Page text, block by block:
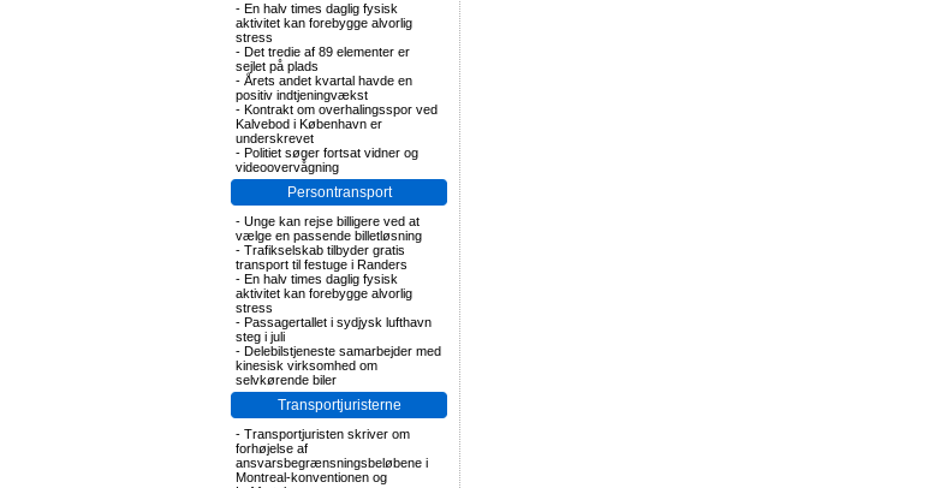
- En halv times daglig fysisk
aktivitet kan forebygge alvorlig
stress
- Det tredie af 89 elementer er
sejlet på plads
- Årets andet kvartal havde en
positiv indtjeningvækst
- Kontrakt om overhalingsspor ved
Kalvebod i København er
underskrevet
- Politiet søger fortsat vidner og
videoovervågning
Persontransport
- Unge kan rejse billigere ved at
vælge en passende billetløsning
- Trafikselskab tilbyder gratis
transport til festuge i Randers
- En halv times daglig fysisk
aktivitet kan forebygge alvorlig
stress
- Passagertallet i sydjysk lufthavn
steg i juli
- Delebilstjeneste samarbejder med
kinesisk virksomhed om
selvkørende biler
Transportjuristerne
- Transportjuristen skriver om
forhøjelse af
ansvarsbegrænsningsbeløbene i
Montreal-konventionen og